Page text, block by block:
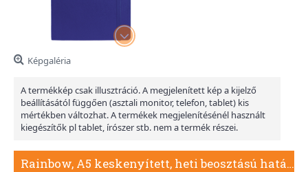
Képgaléria
A termékkép csak illusztráció. A megjelenített kép a kijelző
beállításától függően (asztali monitor, telefon, tablet) kis
mértékben változhat. A termékek megjelenítésénél használt
kiegészítők pl tablet, írószer stb. nem a termék részei.
Rainbow, A5 keskenyített, heti beosztású határidőnapló, Sötétkék